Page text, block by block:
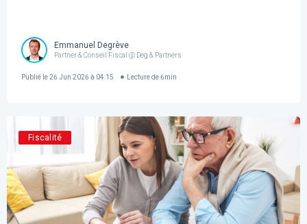
Emmanuel Degrève
Partner & Conseil Fiscal @ Deg & Partners
Publié le26 Jun 2026 à 04:15 Lecture de 6min
Fiscalité